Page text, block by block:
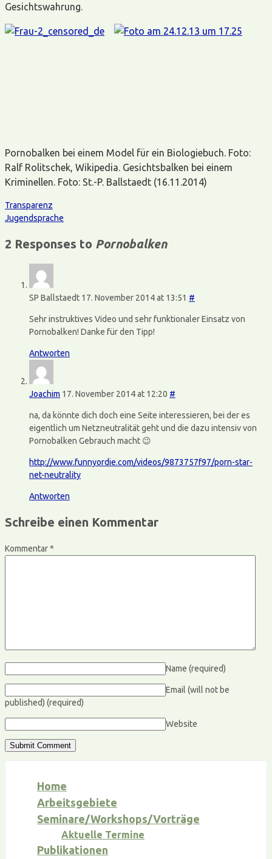
Gesichtswahrung.
Pornobalken bei einem Model für ein Biologiebuch. Foto:
Ralf Rolitschek, Wikipedia. Gesichtsbalken bei einem
Kriminellen. Foto: St.-P. Ballstaedt (16.11.2014)
Transparenz
Jugendsprache
2 Responses to Pornobalken
SP Ballstaedt 17. November 2014 at 13:51 #
Sehr instruktives Video und sehr funktionaler Einsatz von
Pornobalken! Danke für den Tipp!
Antworten
Joachim 17. November 2014 at 12:20 #
na, da könnte dich doch eine Seite interessieren, bei der es
eigentlich um Netzneutralität geht und die dazu intensiv von
Pornobalken Gebrauch macht 😉
http://www.funnyordie.com/videos/9873757f97/porn-star-
net-neutrality
Antworten
Schreibe einen Kommentar
Kommentar*
Name (required)
Email (will not be
published) (required)
Website
Home
Arbeitsgebiete
Seminare/Workshops/Vorträge
Aktuelle Termine
Publikationen